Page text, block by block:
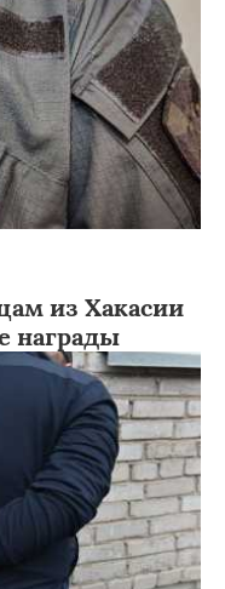
из Хакасии
награды